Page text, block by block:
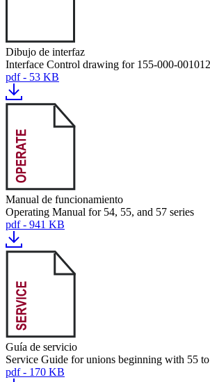
Dibujo de interfaz
Interface Control drawing for 155-000-001012
pdf - 53 KB
Manual de funcionamiento
Operating Manual for 54, 55, and 57 series
pdf - 941 KB
Guía de servicio
Service Guide for unions beginning with 55
pdf - 170 KB